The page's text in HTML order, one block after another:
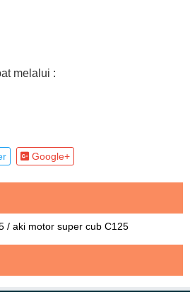
melalui :
Google+
/ aki motor super cub C125